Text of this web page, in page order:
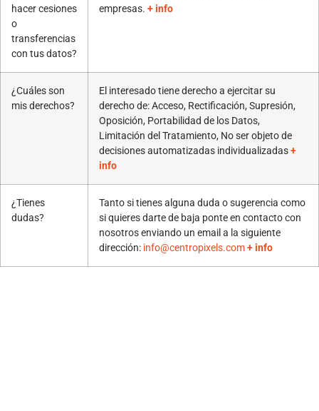
hacer cesiones
o
transferencias
con tus datos?
empresas. + info
¿Cuáles son
mis derechos?
El interesado tiene derecho a ejercitar su
derecho de: Acceso, Rectificación, Supresión,
Oposición, Portabilidad de los Datos,
Limitación del Tratamiento, No ser objeto de
decisiones automatizadas individualizadas+
info
¿Tienes
dudas?
Tanto si tienes alguna duda o sugerencia como
si quieres darte de baja ponte en contacto con
nosotros enviando un email a la siguiente
dirección: info@centropixels.com+ info